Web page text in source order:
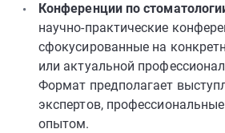
Конференции по
научно-практические
сфокусированные на
или актуальной
Формат предполагает
экспертов,
опытом.